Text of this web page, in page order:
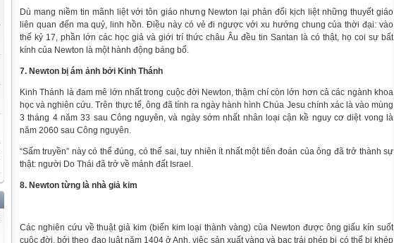
Dù mang niềm tin mãnh liệt với tôn giáo nhưng Newton lại phản đối kịch liệt những thuyết giáo
liên quan đến ma quỷ, linh hồn. Điều này có vẻ đi ngược với xu hướng chung của thời đại: vào
thế kỷ 17, phần lớn các học giả và giới trí thức châu Âu đều tin Santan là có thật, họ coi sự bất
kính của Newton là một hành động báng bổ.
7. Newton bị ám ảnh bởi Kinh Thánh
Kinh Thánh là đam mê lớn nhất trong cuộc đời Newton, thậm chí còn lớn hơn cả các ngành khoa
học và nghiên cứu. Trên thực tế, ông đã tính ra ngày hành hình Chúa Jesu chính xác là vào mùng
3 tháng 4 năm 33 sau Công nguyên, và ngày sớm nhất nhân loại cận kề nguy cơ diệt vong là
năm 2060 sau Công nguyên.
“Sấm truyền” này có thể đúng, có thể sai, tuy nhiên ít nhất một tiên đoán của ông đã trở thành sự
thật: người Do Thái đã trở về mảnh đất Israel.
8. Newton từng là nhà giả kim
Các nghiên cứu về thuật giả kim (biến kim loại thành vàng) của Newton được ông giấu kín suốt
cuộc đời, bởi theo đạo luật năm 1404 ở Anh, việc sản xuất vàng và bạc trái phép bị có thể bị khép